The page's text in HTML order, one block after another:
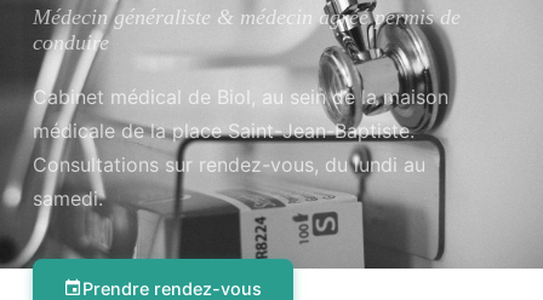
Médecin généraliste & médecin agréé permis de
conduire
Cabinet médical de Biol, au sein de la maison
médicale de la place Saint-Jean-Baptiste.
Consultations sur rendez-vous, du lundi au
samedi.
Prendre rendez-vous